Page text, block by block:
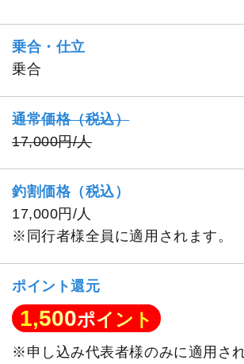
乗合・仕立
乗合
通常価格（税込）
17,000円/人
釣割価格（税込）
17,000円/人
※同行者様全員に適用されます。
ポイント還元
1,500ポイント
※申し込み代表者様のみに適用され